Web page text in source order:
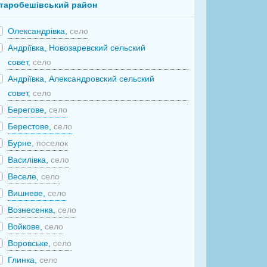
район
Олександрівка,село
Андріївка, Новозаревский сельский
совет,село
Андріївка, Александровский сельский
совет,село
Берегове,село
Берестове,село
Бурне, поселок
Василівка,село
Веселе,село
Вишневе,село
Вознесенка,село
Войкове,село
Воровське,село
Глинка,село